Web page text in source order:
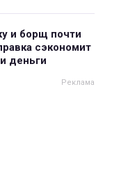
и борщ почти
сэкономит
деньги